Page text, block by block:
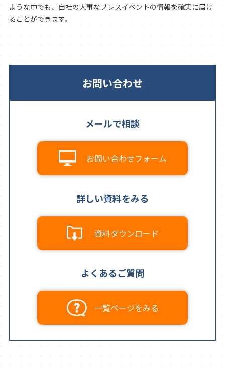
ような中でも、自社の大事なプレスイベントの情報を確実に届け
ることができます。
お問い合わせ
メールで相談
お問い合わせフォーム
詳しい資料をみる
資料ダウンロード
よくあるご質問
一覧ページをみる